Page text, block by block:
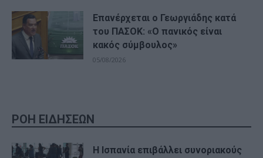
Επανέρχεται ο Γεωργιάδης κατά
του ΠΑΣΟΚ: «Ο πανικός είναι
κακός σύμβουλος»
05/08/2026
ΡΟΗ ΕΙΔΗΣΕΩΝ
Η Ισπανία επιβάλλει συνοριακούς